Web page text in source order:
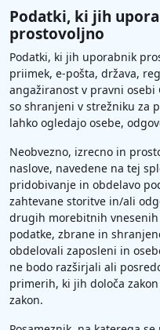
Podatki, ki jih
prostovoljno
Podatki, ki jih uporabnik
priimek, e-pošta, država,
angažiranost v pravni osebi
so shranjeni v strežniku za
lahko ogledajo osebe,
Neobvezno, izrecno in
naslove, navedene na tej
pridobivanje in obdelavo
zahtevane storitve in/ali
drugih morebitnih
podatke, zbrane in
obdelovali zaposleni in
ne bodo razširjali ali
primerih, ki jih določa
zakon.